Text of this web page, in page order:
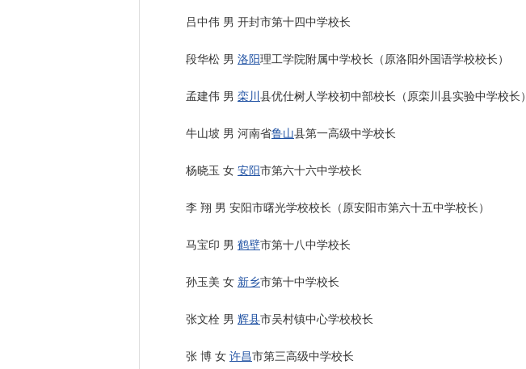
吕中伟 男 开封市第十四中学校长
段华松 男 洛阳理工学院附属中学校长（原洛阳外国语学校校长）
孟建伟 男 栾川 县优仕树人学校初中部校长（原栾川县实验中学校长）
牛山坡 男 河南省鲁山县第一高级中学校长
杨晓玉 女 安阳市第六十六中学校长
李 翔 男 安阳市曙光学校校长（原安阳市第六十五中学校长）
马宝印 男 鹤壁市第十八中学校长
孙玉美 女 新乡市第十中学校长
张文栓 男 辉县市吴村镇中心学校校长
张 博 女 许昌市第三高级中学校长